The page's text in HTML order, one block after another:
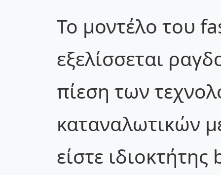
Το μοντέλο του
εξελίσσεται
πίεση των
καταναλωτικών
είστε